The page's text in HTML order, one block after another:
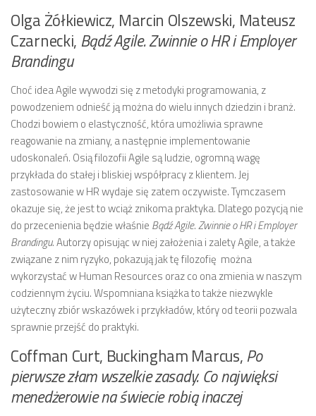
Olga Żółkiewicz, Marcin Olszewski, Mateusz
Czarnecki, Bądź Agile. Zwinnie o HR i Employer
Brandingu
Choć idea Agile wywodzi się z metodyki programowania, z
powodzeniem odnieść ją można do wielu innych dziedzin i branż.
Chodzi bowiem o elastyczność, która umożliwia sprawne
reagowanie na zmiany, a następnie implementowanie
udoskonaleń. Osią filozofii Agile są ludzie, ogromną wagę
przykłada do stałej i bliskiej współpracy z klientem. Jej
zastosowanie w HR wydaje się zatem oczywiste. Tymczasem
okazuje się, że jest to wciąż znikoma praktyka. Dlatego pozycją nie
do przecenienia będzie właśnie Bądź Agile. Zwinnie o HR i Employer
Brandingu.Autorzy opisując w niej założenia i zalety Agile, a także
związane z nim ryzyko, pokazują jak tę filozofię można
wykorzystać w Human Resources oraz co ona zmienia w naszym
codziennym życiu. Wspomniana książka to także niezwykle
użyteczny zbiór wskazówek i przykładów, który od teorii pozwala
sprawnie przejść do praktyki.
Coffman Curt, Buckingham Marcus,Po
pierwsze złam wszelkie zasady. Co najwięksi
menedżerowie na świecie robią inaczej